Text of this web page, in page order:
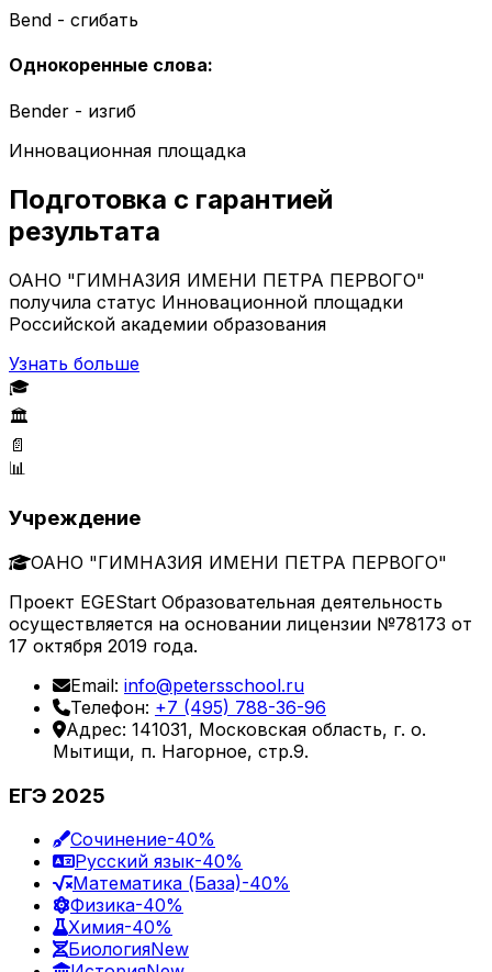
Bend - сгибать
Однокоренные слова:
Bender - изгиб
Инновационная площадка
Подготовка с гарантией
результата
ОАНО "ГИМНАЗИЯ ИМЕНИ ПЕТРА ПЕРВОГО"
получила статус Инновационной площадки
Российской академии образования
Узнать больше
🎓
🏛️
📄
📊
Учреждение
ОАНО "ГИМНАЗИЯ ИМЕНИ ПЕТРА ПЕРВОГО"
Проект EGEStart Образовательная деятельность
осуществляется на основании лицензии №78173 от
17 октября 2019 года.
Email: info@petersschool.ru
Телефон: +7 (495) 788-36-96
Адрес: 141031, Московская область, г. о.
Мытищи, п. Нагорное, стр.9.
ЕГЭ 2025
Сочинение-40%
Русский язык-40%
Математика (База)-40%
Физика-40%
Химия-40%
БиологияNew